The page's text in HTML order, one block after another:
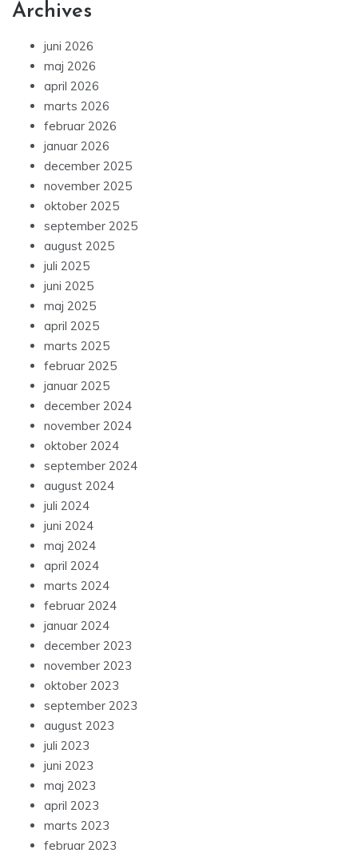
Archives
juni 2026
maj 2026
april 2026
marts 2026
februar 2026
januar 2026
december 2025
november 2025
oktober 2025
september 2025
august 2025
juli 2025
juni 2025
maj 2025
april 2025
marts 2025
februar 2025
januar 2025
december 2024
november 2024
oktober 2024
september 2024
august 2024
juli 2024
juni 2024
maj 2024
april 2024
marts 2024
februar 2024
januar 2024
december 2023
november 2023
oktober 2023
september 2023
august 2023
juli 2023
juni 2023
maj 2023
april 2023
marts 2023
februar 2023